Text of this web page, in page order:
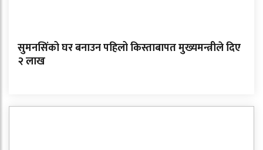
सुमनसिंको घर बनाउन पहिलो किस्ताबापत मुख्यमन्त्रीले दिए
२ लाख